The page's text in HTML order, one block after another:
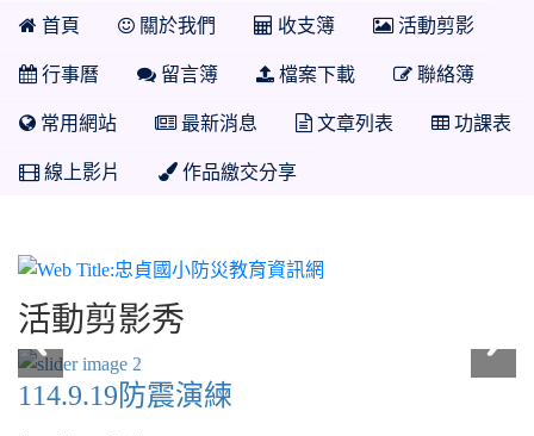
首頁 關於我們 收支簿 活動剪影
行事曆 留言簿 檔案下載 聯絡簿
常用網站 最新消息 文章列表 功課表
線上影片 作品繳交分享
活動剪影秀
114.9.19防震演練